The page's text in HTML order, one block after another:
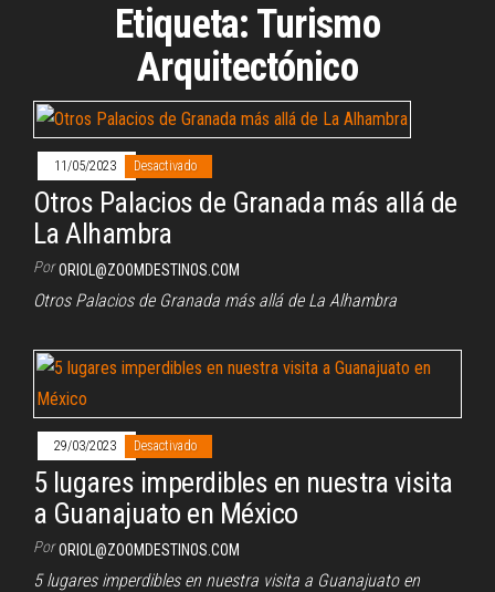
Etiqueta: Turismo
Arquitectónico
11/05/2023 Desactivado
Otros Palacios de Granada más allá de
La Alhambra
Por ORIOL@ZOOMDESTINOS.COM
Otros Palacios de Granada más allá de La Alhambra
29/03/2023 Desactivado
5 lugares imperdibles en nuestra visita
a Guanajuato en México
Por ORIOL@ZOOMDESTINOS.COM
5 lugares imperdibles en nuestra visita a Guanajuato en